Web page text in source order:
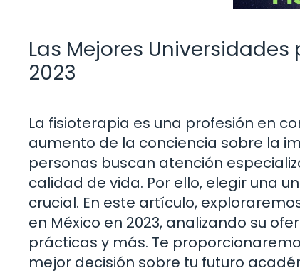
Las Mejores
2023
La fisioterapia es una profesión en
aumento de la conciencia sobre la
personas buscan atención
calidad de vida. Por ello, elegir una
crucial. En este artículo,
en México en 2023, analizando su
prácticas y más. Te
mejor decisión sobre tu futuro